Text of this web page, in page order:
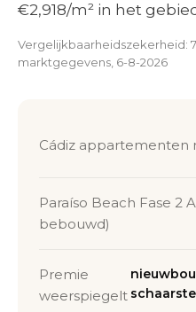
€2,918/m² in het
Vergelijkbaarheidszekerheid:
marktgegevens, 6-8-2026
Cádiz appartementen
Paraíso Beach Fase 2
bebouwd)
Premie
weerspiegelt